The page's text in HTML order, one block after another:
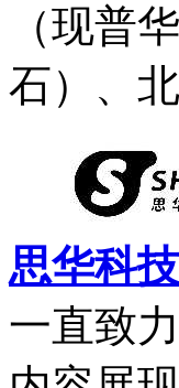
（现普
石）、
思华科
一直致